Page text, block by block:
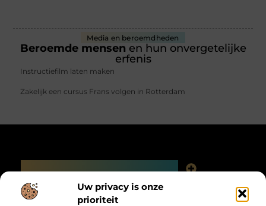
Uw privacy is onze
prioriteit
Media en beroemdheden
Beroemde mensen en hun onvergetelijke
erfenis
Instructiefilm laten maken
Zakelijk een cursus Frans volgen in Rotterdam
Bericht categorie